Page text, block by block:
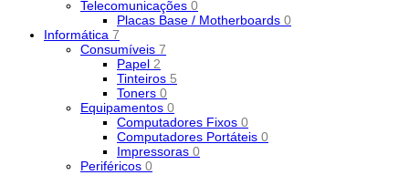
Telecomunicações 0
Placas Base / Motherboards 0
Informática 7
Consumíveis 7
Papel 2
Tinteiros 5
Toners 0
Equipamentos 0
Computadores Fixos 0
Computadores Portáteis 0
Impressoras 0
Periféricos 0